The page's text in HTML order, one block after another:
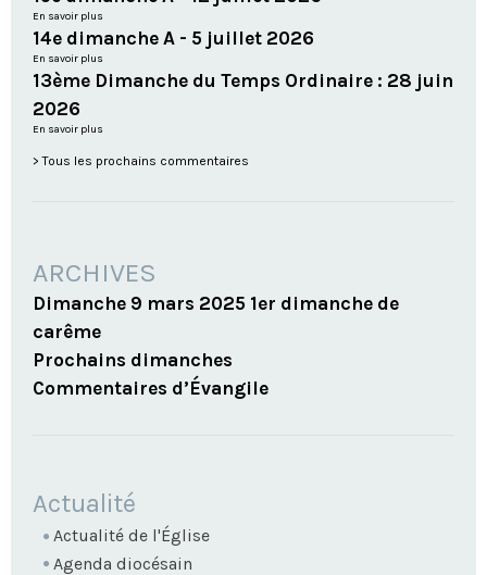
En savoir plus
14e dimanche A - 5 juillet 2026
En savoir plus
13ème Dimanche du Temps Ordinaire : 28 juin
2026
En savoir plus
Tous les prochains commentaires
ARCHIVES
Dimanche 9 mars 2025 1er dimanche de
carême
Prochains dimanches
Commentaires d’Évangile
NAVIGATION
Actualité
Actualité de l'Église
Agenda diocésain